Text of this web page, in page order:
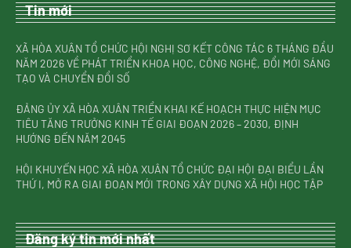
Tin mới
XÃ HÒA XUÂN TỔ CHỨC HỘI NGHỊ SƠ KẾT CÔNG TÁC 6 THÁNG ĐẦU
NĂM 2026 VỀ PHÁT TRIỂN KHOA HỌC, CÔNG NGHỆ, ĐỔI MỚI SÁNG
TẠO VÀ CHUYỂN ĐỔI SỐ
ĐẢNG ỦY XÃ HÒA XUÂN TRIỂN KHAI KẾ HOẠCH THỰC HIỆN MỤC
TIÊU TĂNG TRƯỞNG KINH TẾ GIAI ĐOẠN 2026 – 2030, ĐỊNH
HƯỚNG ĐẾN NĂM 2045
HỘI KHUYẾN HỌC XÃ HÒA XUÂN TỔ CHỨC ĐẠI HỘI ĐẠI BIỂU LẦN
THỨ I, MỞ RA GIAI ĐOẠN MỚI TRONG XÂY DỰNG XÃ HỘI HỌC TẬP
Đăng ký tin mới nhất